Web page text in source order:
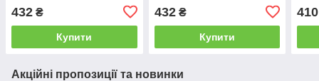
432 ₴
Купити
432₴
Купити
410
Акційні пропозиції та новинки